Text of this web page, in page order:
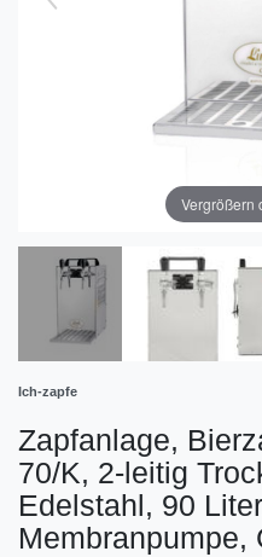
Vergrößern
Ich-zapfe
Zapfanlage,
70/K, 2-leitig
Edelstahl, 90
Membranpumpe,